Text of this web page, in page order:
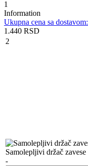
1
Information
Ukupna cena sa dostavom:
1.440 RSD
2
Samolepljivi držač zavese
-